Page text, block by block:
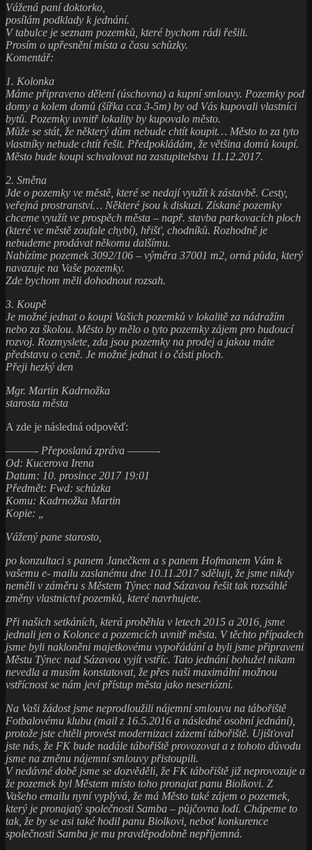
Vážená paní doktorko,
posílám podklady k jednání.
V tabulce je seznam pozemků, které bychom rádi řešili.
Prosím o upřesnění místa a času schůzky.
Komentář:
1. Kolonka
Máme připraveno dělení (úschovna) a kupní smlouvy. Pozemky pod
domy a kolem domů (šířka cca 3-5m) by od Vás kupovali vlastníci
bytů. Pozemky uvnitř lokality by kupovalo město.
Může se stát, že některý dům nebude chtít koupit… Město to za tyto
vlastníky nebude chtít řešit. Předpokládám, že většina domů koupí.
Město bude koupi schvalovat na zastupitelstvu 11.12.2017.
2. Směna
Jde o pozemky ve městě, které se nedají využít k zástavbě. Cesty,
veřejná prostranství… Některé jsou k diskuzi. Získané pozemky
chceme využít ve prospěch města – např. stavba parkovacích ploch
(které ve městě zoufale chybí), hřišť, chodníků. Rozhodně je
nebudeme prodávat někomu dalšímu.
Nabízíme pozemek 3092/106 – výměra 37001 m2, orná půda, který
navazuje na Vaše pozemky.
Zde bychom měli dohodnout rozsah.
3. Koupě
Je možné jednat o koupi Vašich pozemků v lokalitě za nádražím
nebo za školou. Město by mělo o tyto pozemky zájem pro budoucí
rozvoj. Rozmyslete, zda jsou pozemky na prodej a jakou máte
představu o ceně. Je možné jednat i o části ploch.
Přeji hezký den
Mgr. Martin Kadrnožka
starosta města
A zde je následná odpověď:
———- Přeposlaná zpráva ———-
Od: Kucerova Irena
Datum: 10. prosince 2017 19:01
Předmět: Fwd: schůzka
Komu: Kadrnožka Martin
Kopie: „
Vážený pane starosto,
po konzultaci s panem Janečkem a s panem Hofmanem Vám k
vašemu e- mailu zaslanému dne 10.11.2017 sděluji, že jsme nikdy
neměli v záměru s Městem Týnec nad Sázavou řešit tak rozsáhlé
změny vlastnictví pozemků, které navrhujete.
Při našich setkáních, která proběhla v letech 2015 a 2016, jsme
jednali jen o Kolonce a pozemcích uvnitř města. V těchto případech
jsme byli nakloněni majetkovému vypořádání a byli jsme připraveni
Městu Týnec nad Sázavou vyjít vstříc. Tato jednání bohužel nikam
nevedla a musím konstatovat, že přes naši maximální možnou
vstřícnost se nám jeví přístup města jako neseriózní.
Na Vaši žádost jsme neprodloužili nájemní smlouvu na tábořiště
Fotbalovému klubu (mail z 16.5.2016 a následné osobní jednání),
protože jste chtěli provést modernizaci zázemí tábořiště. Ujišťoval
jste nás, že FK bude nadále tábořiště provozovat a z tohoto důvodu
jsme na změnu nájemní smlouvy přistoupili.
V nedávné době jsme se dozvěděli, že FK tábořiště již neprovozuje a
že pozemek byl Městem místo toho pronajat panu Biolkovi. Z
Vašeho emailu nyní vyplývá, že má Město také zájem o pozemek,
který je pronajatý společnosti Samba – půjčovna lodí. Chápeme to
tak, že by se asi také hodil panu Biolkovi, neboť konkurence
společnosti Samba je mu pravděpodobně nepříjemná.